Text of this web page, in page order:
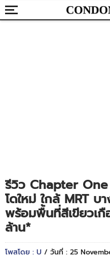
รีวิว Chapter
โดใหม่ ใกล้ MRT
พร้อมพื้นที่สีเขียวเกื
ล้าน*
โพสโดย : U / วันที่ : 25